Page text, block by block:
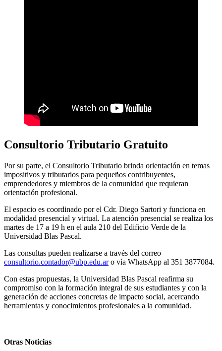
Consultorio Tributario Gratuito
Por su parte, el Consultorio Tributario brinda orientación en temas
impositivos y tributarios para pequeños contribuyentes,
emprendedores y miembros de la comunidad que requieran
orientación profesional.
El espacio es coordinado por el Cdr. Diego Sartori y funciona en
modalidad presencial y virtual. La atención presencial se realiza los
martes de 17 a 19 h en el aula 210 del Edificio Verde de la
Universidad Blas Pascal.
Las consultas pueden realizarse a través del correo
consultorio.contador@ubp.edu.aro vía WhatsApp al 351 3877084.
Con estas propuestas, la Universidad Blas Pascal reafirma su
compromiso con la formación integral de sus estudiantes y con la
generación de acciones concretas de impacto social, acercando
herramientas y conocimientos profesionales a la comunidad.
Otras Noticias